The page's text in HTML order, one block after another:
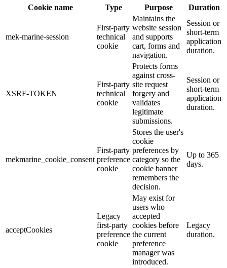
Cookie name Type Purpose Duration
mek-marine-session
First-party
technical
cookie
Maintains the
website session
and supports
cart, forms and
navigation.
Session or
short-term
application
duration.
XSRF-TOKEN
First-party
technical
cookie
Protects forms
against cross-
site request
forgery and
validates
legitimate
submissions.
Session or
short-term
application
duration.
mekmarine_cookie_consent
First-party
preference
cookie
Stores the user's
cookie
preferences by
category so the
cookie banner
remembers the
decision.
Up to 365
days.
acceptCookies
Legacy
first-party
preference
cookie
May exist for
users who
accepted
cookies before
the current
preference
manager was
introduced.
Legacy
duration.